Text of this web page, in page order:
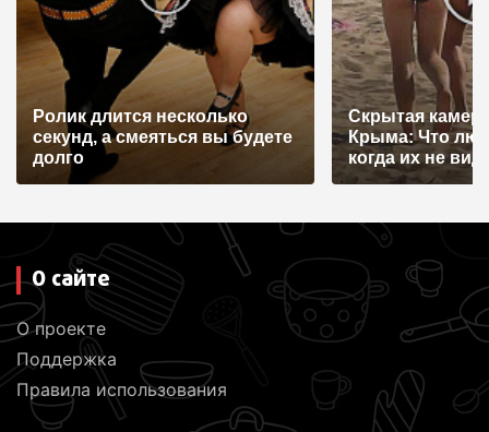
Ролик длится несколько
секунд, а смеяться вы будете
долго
Скрытая
Крыма: Что
когда их не
О сайте
О проекте
Поддержка
Правила использования